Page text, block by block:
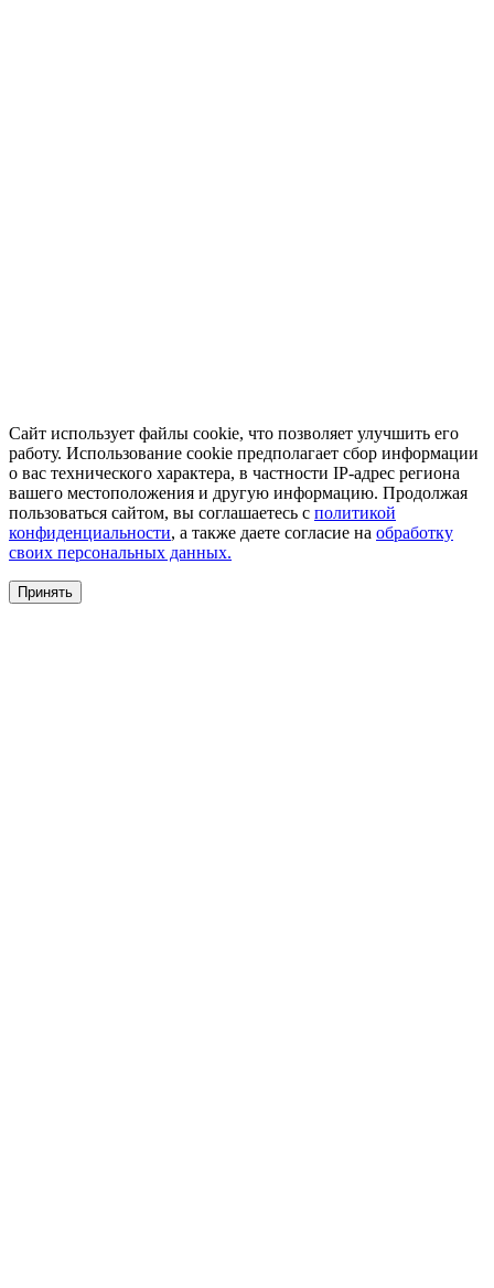
Сайт использует файлы cookie, что позволяет улучшить его
работу. Использование cookie предполагает сбор информации
о вас технического характера, в частности IP-адрес региона
вашего местоположения и другую информацию. Продолжая
пользоваться сайтом, вы соглашаетесь с политикой
конфиденциальности, а также даете согласие на обработку
своих персональных данных.
Принять